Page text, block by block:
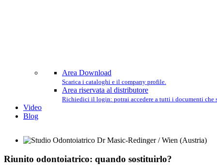
Area Download
Scarica i cataloghi e il company profile.
Area riservata al distributore
Richiedici il login: potrai accedere a tutti i documenti che
Video
Blog
Riunito odontoiatrico: quando sostituirlo?